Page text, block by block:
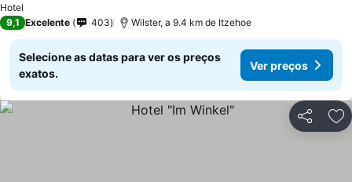
Hotel
9,1 Excelente 403 Wilster, a 9.4 km de Itzehoe
Selecione as datas para ver os preços
exatos.
Ver preços
Partilhar